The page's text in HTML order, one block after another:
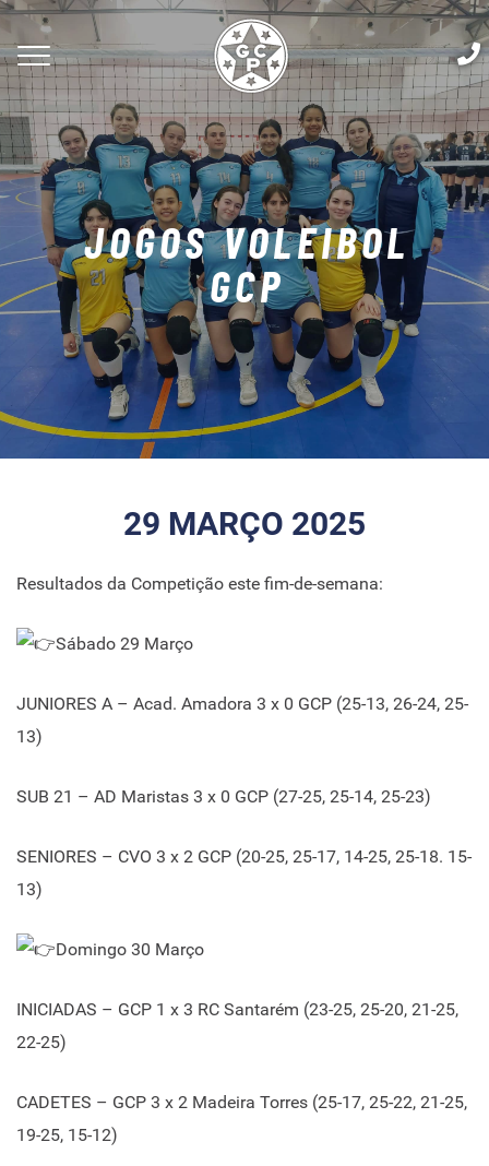
JOGOS VOLEIBOL
GCP
29 MARÇO 2025
Resultados da Competição este fim-de-semana:
Sábado 29 Março
JUNIORES A – Acad. Amadora 3 x 0 GCP (25-13, 26-24, 25-
13)
SUB 21 – AD Maristas 3 x 0 GCP (27-25, 25-14, 25-23)
SENIORES – CVO 3 x 2 GCP (20-25, 25-17, 14-25, 25-18. 15-
13)
Domingo 30 Março
INICIADAS – GCP 1 x 3 RC Santarém (23-25, 25-20, 21-25,
22-25)
CADETES – GCP 3 x 2 Madeira Torres (25-17, 25-22, 21-25,
19-25, 15-12)